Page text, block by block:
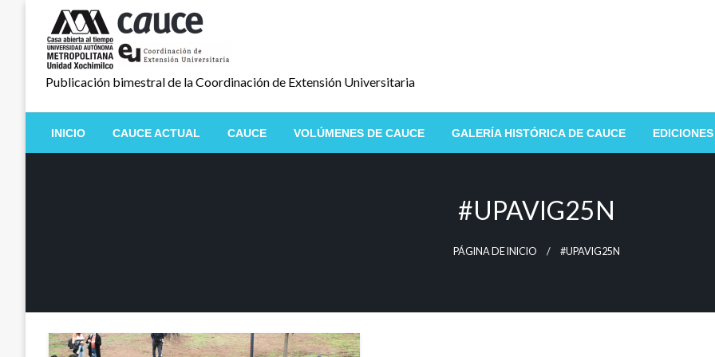
contenido
Publicación bimestral de la Coordinación de Extensión Universitaria
INICIO CAUCE ACTUAL CAUCE VOLÚMENES DE CAUCE GALERÍA HISTÓRICA DE CAUCE
#UPAVIG25N
PÁGINA DE INICIO #UPAVIG25N